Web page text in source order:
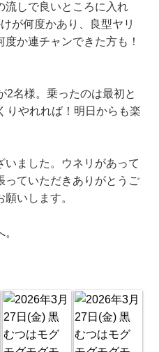
流しで良いところに入れ
が何度かあり、良型ヤリ
か連チャンできた方も！
2名様。乗ったのは最初と
りやれれば！明日からも楽
ました。ウネリがあって
っていただきありがとうご
いします。